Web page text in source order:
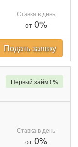
Ставка в день
от0%
Подать заявку
Ставка в день
от0%
Первый займ 0%